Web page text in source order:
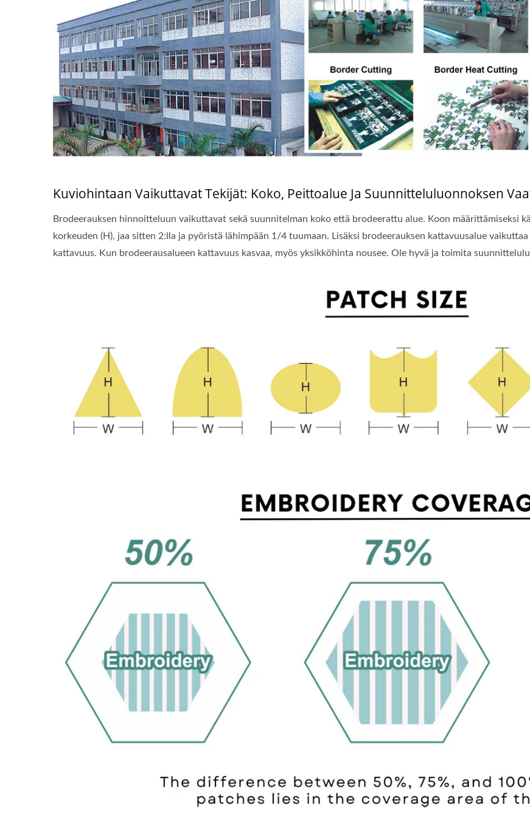
Kuviohintaan Vaikuttavat Tekijät: Koko, Peittoalue Ja Suunnitteluluonnoksen
Brodeerauksen hinnoitteluun vaikuttavat sekä suunnitelman koko että brodeerattu alue. Koon määrittämiseksi
korkeuden (H), jaa sitten 2:lla ja pyöristä lähimpään 1/4 tuumaan. Lisäksi brodeerauksen kattavuusalue
kattavuus. Kun brodeerausalueen kattavuus kasvaa, myös yksikköhinta nousee. Ole hyvä ja toimita